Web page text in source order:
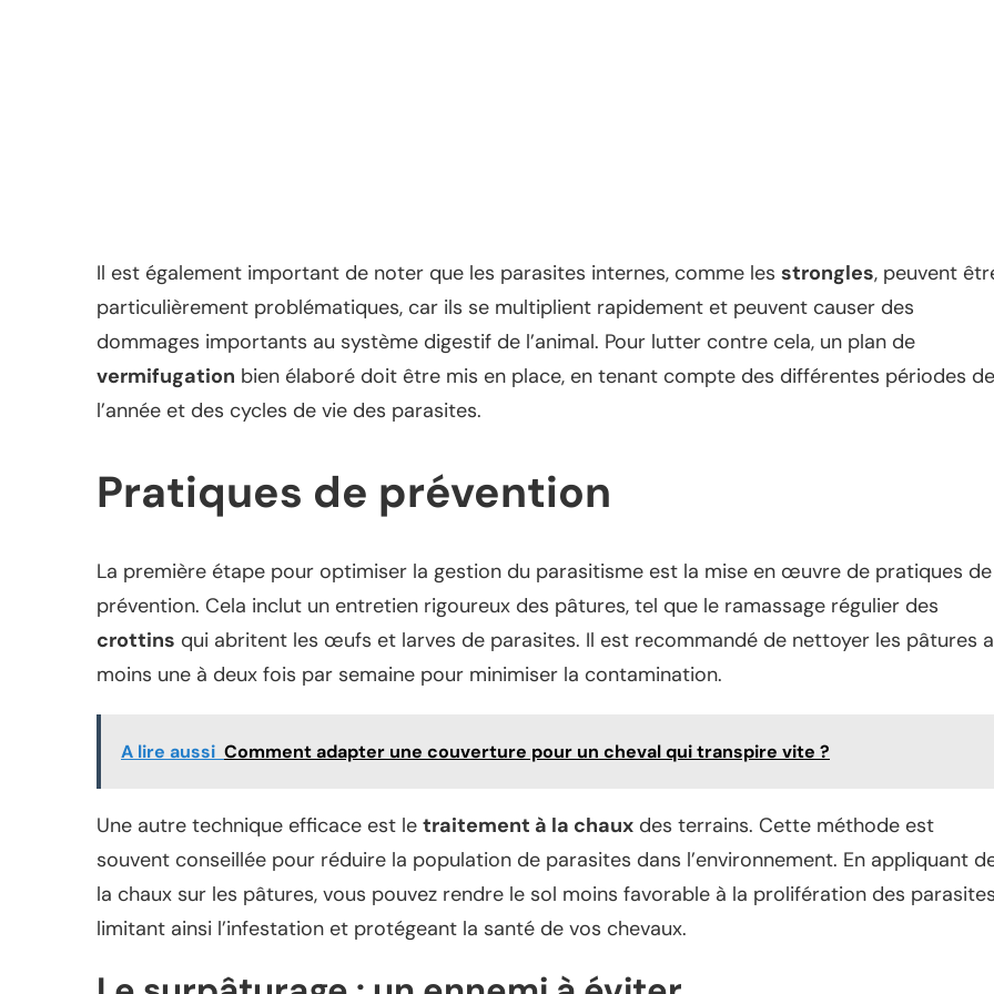
Il est également important de noter que les parasites internes, comme les strongles, peuvent
particulièrement problématiques, car ils se multiplient rapidement et peuvent causer des
dommages importants au système digestif de l’animal. Pour lutter contre cela, un plan de
vermifugation bien élaboré doit être mis en place, en tenant compte des différentes périodes de
l’année et des cycles de vie des parasites.
Pratiques de prévention
La première étape pour optimiser la gestion du parasitisme est la mise en œuvre de pratiques de
prévention. Cela inclut un entretien rigoureux des pâtures, tel que le ramassage régulier des
crottins qui abritent les œufs et larves de parasites. Il est recommandé de nettoyer les pâtures
moins une à deux fois par semaine pour minimiser la contamination.
A lire aussi Comment adapter une couverture pour un cheval qui transpire vite ?
Une autre technique efficace est le traitement à la chaux des terrains. Cette méthode est
souvent conseillée pour réduire la population de parasites dans l’environnement. En appliquant
la chaux sur les pâtures, vous pouvez rendre le sol moins favorable à la prolifération des
limitant ainsi l’infestation et protégeant la santé de vos chevaux.